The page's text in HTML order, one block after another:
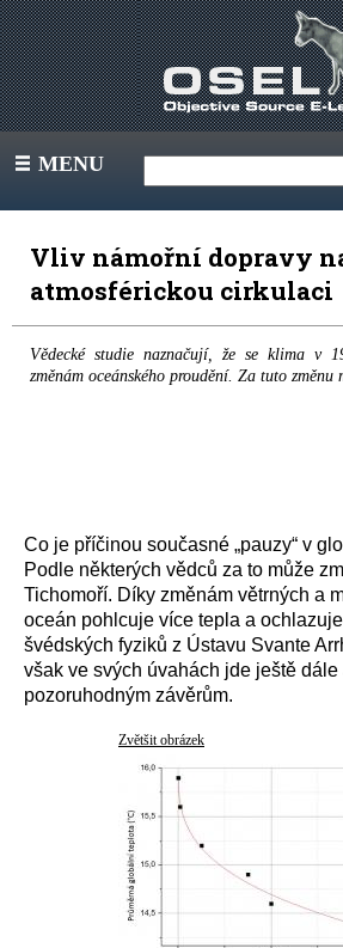
III MENU
Vliv námořní dopravy
atmosférickou cirkulaci
Vědecké studie naznačují, že se klima v
změnám oceánského proudění. Za tuto změnu
Co je příčinou současné „pauzy“ v
Podle některých vědců za to může
Tichomoří. Díky změnám větrných a
oceán pohlcuje více tepla a
švédských fyziků z Ústavu Svante
však ve svých úvahách jde ještě
pozoruhodným závěrům.
Zvětšit obrázek